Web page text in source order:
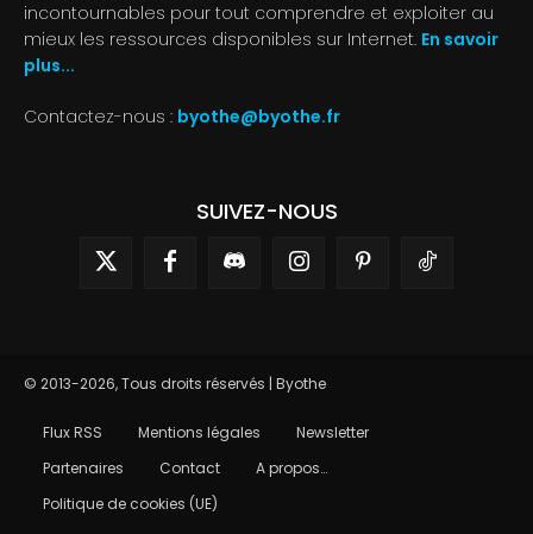
incontournables pour tout comprendre et exploiter au
mieux les ressources disponibles sur Internet. En savoir
plus...
Contactez-nous : byothe@byothe.fr
SUIVEZ-NOUS
© 2013-2026, Tous droits réservés | Byothe
Flux RSS Mentions légales
Newsletter
Partenaires
Contact
A propos…
Politique de cookies (UE)